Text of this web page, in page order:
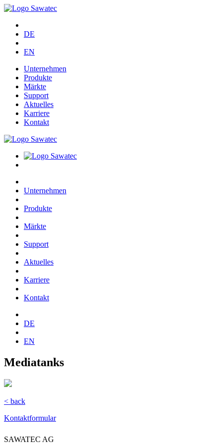
DE
EN
Unternehmen
Produkte
Märkte
Support
Aktuelles
Karriere
Kontakt
Unternehmen
Produkte
Märkte
Support
Aktuelles
Karriere
Kontakt
DE
EN
Mediatanks
< back
Kontaktformular
SAWATEC AG